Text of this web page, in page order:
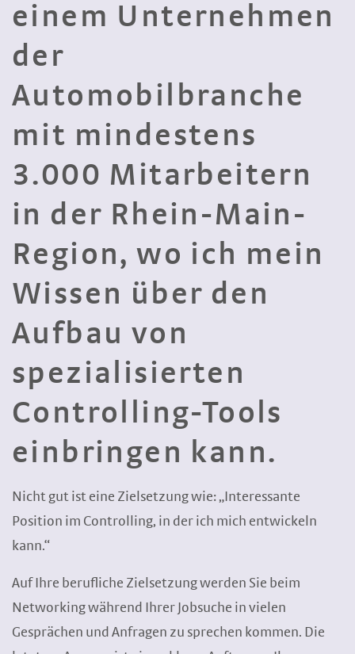
einem Unternehmen
der
Automobilbranche
mit mindestens
3.000 Mitarbeitern
in der Rhein-Main-
Region, wo ich mein
Wissen über den
Aufbau von
spezialisierten
Controlling-Tools
einbringen kann.
Nicht gut ist eine Zielsetzung wie: „Interessante
Position im Controlling, in der ich mich entwickeln
kann.“
Auf Ihre berufliche Zielsetzung werden Sie beim
Networking während Ihrer Jobsuche in vielen
Gesprächen und Anfragen zu sprechen kommen. Die